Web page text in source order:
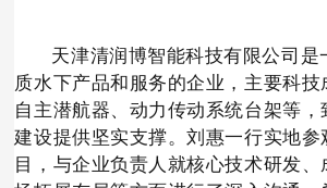
天津清润博智能科技有限公司
质水下产品和服务的企业，主要科技
自主潜航器、动力传动系统台架等
建设提供坚实支撑。刘惠一行实地参
目，与企业负责人就核心技术研发